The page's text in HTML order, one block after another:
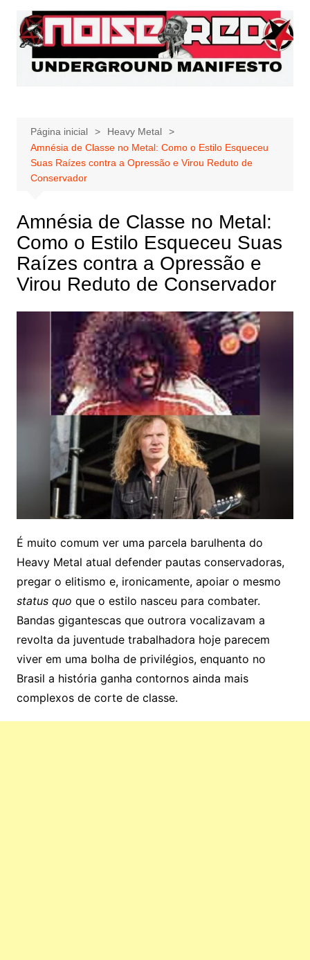
para
conteúdo
Página inicial
Heavy Metal
Amnésia de Classe no Metal: Como o Estilo Esqueceu
Suas Raízes contra a Opressão e Virou Reduto de
Conservador
Amnésia de Classe no Metal:
Como o Estilo Esqueceu Suas
Raízes contra a Opressão e
Virou Reduto de Conservador
É muito comum ver uma parcela barulhenta do
Heavy Metal atual defender pautas conservadoras,
pregar o elitismo e, ironicamente, apoiar o mesmo
status quo que o estilo nasceu para combater.
Bandas gigantescas que outrora vocalizavam a
revolta da juventude trabalhadora hoje parecem
viver em uma bolha de privilégios, enquanto no
Brasil a história ganha contornos ainda mais
complexos de corte de classe.